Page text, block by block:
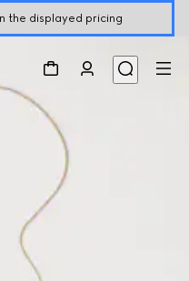
the displayed pricing